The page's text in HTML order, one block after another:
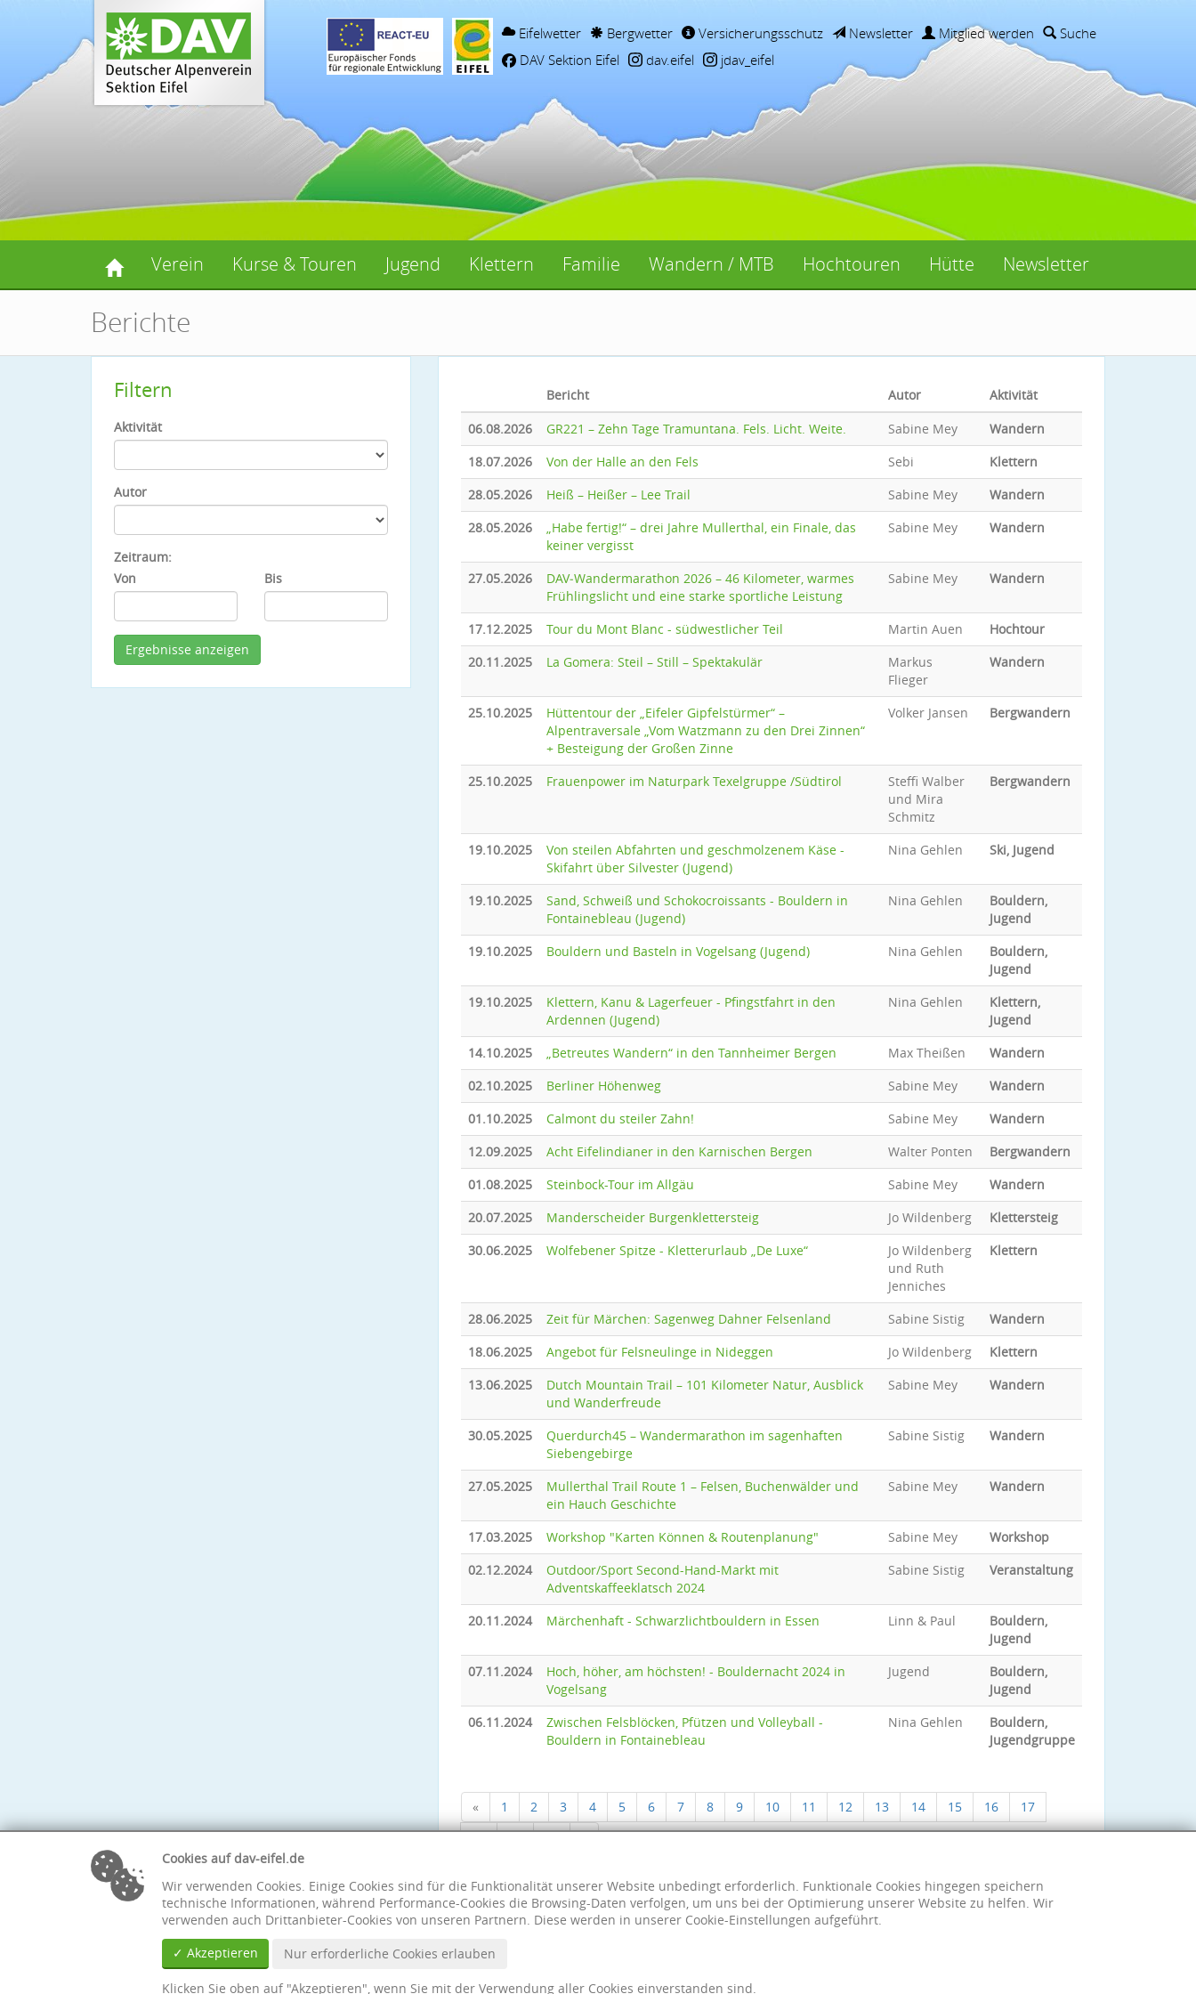
Eifelwetter Bergwetter Versicherungsschutz Newsletter Mitglied werden
Suche
DAV Sektion Eifel
dav.eifel jdav_eifel
Verein Kurse & Touren Jugend Klettern Familie Wandern / MTB Hochtouren Hütte Newsletter
Berichte
Filtern
Aktivität
Autor
Zeitraum:
Von
Bis
Bericht Autor
Aktivität
06.08.2026
GR221 – Zehn Tage Tramuntana. Fels. Licht. Weite. Sabine Mey
Wandern
18.07.2026
Von der Halle an den Fels Sebi
Klettern
28.05.2026
Heiß – Heißer – Lee Trail Sabine Mey
Wandern
28.05.2026
„Habe fertig!“ – drei Jahre Mullerthal, ein Finale, das
keiner vergisst
Sabine Mey Wandern
27.05.2026
DAV‑Wandermarathon 2026 – 46 Kilometer, warmes
Frühlingslicht und eine starke sportliche Leistung
Sabine Mey Wandern
17.12.2025 Tour du Mont Blanc - südwestlicher Teil Martin Auen
Hochtour
20.11.2025
La Gomera: Steil – Still – Spektakulär
Markus
Flieger
Wandern
25.10.2025
Hüttentour der „Eifeler Gipfelstürmer“ –
Alpentraversale „Vom Watzmann zu den Drei Zinnen“
+ Besteigung der Großen Zinne
Volker Jansen Bergwandern
25.10.2025 Frauenpower im Naturpark Texelgruppe /Südtirol
Steffi Walber
und Mira
Schmitz
Bergwandern
19.10.2025
Von steilen Abfahrten und geschmolzenem Käse -
Skifahrt über Silvester (Jugend)
Nina Gehlen Ski, Jugend
19.10.2025
Sand, Schweiß und Schokocroissants - Bouldern in
Fontainebleau (Jugend)
Nina Gehlen
Bouldern,
Jugend
19.10.2025
Bouldern und Basteln in Vogelsang (Jugend) Nina Gehlen
Bouldern,
Jugend
19.10.2025
Klettern, Kanu & Lagerfeuer - Pfingstfahrt in den
Ardennen (Jugend)
Nina Gehlen
Klettern,
Jugend
14.10.2025
„Betreutes Wandern“ in den Tannheimer Bergen Max Theißen
Wandern
02.10.2025
Berliner Höhenweg Sabine Mey
Wandern
01.10.2025
Calmont du steiler Zahn! Sabine Mey
Wandern
12.09.2025
Acht Eifelindianer in den Karnischen Bergen Walter Ponten
Bergwandern
01.08.2025
Steinbock-Tour im Allgäu Sabine Mey
Wandern
20.07.2025
Manderscheider Burgenklettersteig Jo Wildenberg
Klettersteig
30.06.2025
Wolfebener Spitze - Kletterurlaub „De Luxe“
Jo Wildenberg
und Ruth
Jenniches
Klettern
28.06.2025 Zeit für Märchen: Sagenweg Dahner Felsenland Sabine Sistig
Wandern
18.06.2025
Angebot für Felsneulinge in Nideggen Jo Wildenberg
Klettern
13.06.2025
Dutch Mountain Trail – 101 Kilometer Natur, Ausblick
und Wanderfreude
Sabine Mey Wandern
30.05.2025
Querdurch45 – Wandermarathon im sagenhaften
Siebengebirge
Sabine Sistig Wandern
27.05.2025
Mullerthal Trail Route 1 – Felsen, Buchenwälder und
ein Hauch Geschichte
Sabine Mey Wandern
17.03.2025 Workshop "Karten Können & Routenplanung" Sabine Mey
Workshop
02.12.2024
Outdoor/Sport Second-Hand-Markt mit
Adventskaffeeklatsch 2024
Sabine Sistig Veranstaltung
20.11.2024 Märchenhaft - Schwarzlichtbouldern in Essen Linn & Paul
Bouldern,
Jugend
07.11.2024
Hoch, höher, am höchsten! - Bouldernacht 2024 in
Vogelsang
Jugend
Bouldern,
Jugend
06.11.2024
Zwischen Felsblöcken, Pfützen und Volleyball -
Bouldern in Fontainebleau
Nina Gehlen
Bouldern,
Jugendgruppe
« 1 2 3 4 5 6 7 8 9 10 11 12 13 14 15 16
17
18
19 20
»
Cookies auf dav-eifel.de
Wir verwenden Cookies. Einige Cookies sind für die Funktionalität unserer Website unbedingt erforderlich. Funktionale Cookies hingegen speichern
technische Informationen, während Performance-Cookies die Browsing-Daten verfolgen, um uns bei der Optimierung unserer Website zu helfen. Wir
verwenden auch Drittanbieter-Cookies von unseren Partnern. Diese werden in unserer Cookie-Einstellungen aufgeführt.
✓ Akzeptieren
Nur erforderliche Cookies erlauben
Klicken Sie oben auf "Akzeptieren", wenn Sie mit der Verwendung aller Cookies einverstanden sind.